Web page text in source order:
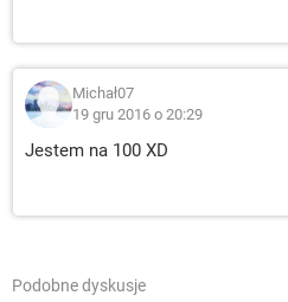
Michał07
19 gru 2016 o 20:29
Jestem na 100 XD
Podobne dyskusje